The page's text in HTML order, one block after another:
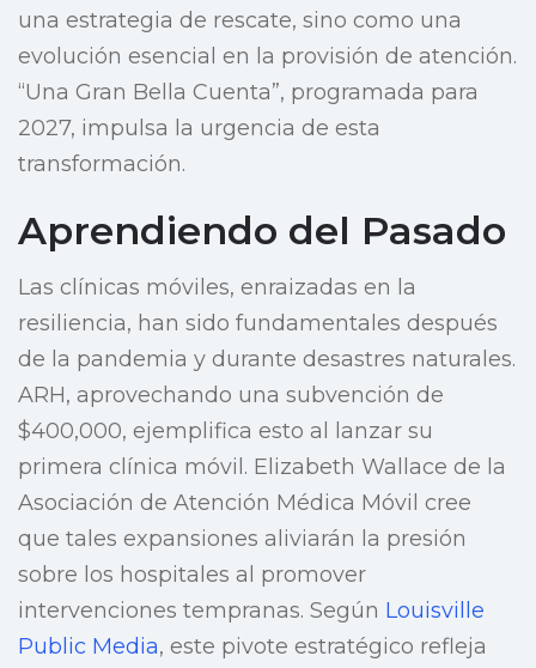
una estrategia de rescate, sino como una
evolución esencial en la provisión de atención.
“Una Gran Bella Cuenta”, programada para
2027, impulsa la urgencia de esta
transformación.
Aprendiendo del Pasado
Las clínicas móviles, enraizadas en la
resiliencia, han sido fundamentales después
de la pandemia y durante desastres naturales.
ARH, aprovechando una subvención de
$400,000, ejemplifica esto al lanzar su
primera clínica móvil. Elizabeth Wallace de la
Asociación de Atención Médica Móvil cree
que tales expansiones aliviarán la presión
sobre los hospitales al promover
intervenciones tempranas. Según Louisville
Public Media, este pivote estratégico refleja